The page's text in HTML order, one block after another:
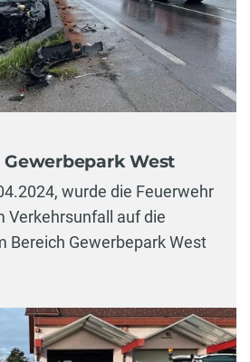
West
wurde die Feuerwehr
Verkehrsunfall auf die
Bereich Gewerbepark West